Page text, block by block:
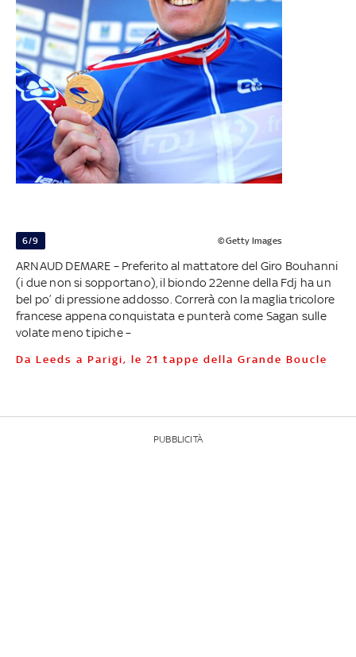
6/9 ©Getty Images
ARNAUD DEMARE – Preferito al mattatore del Giro Bouhanni
(i due non si sopportano), il biondo 22enne della Fdj ha un
bel po’ di pressione addosso. Correrà con la maglia tricolore
francese appena conquistata e punterà come Sagan sulle
volate meno tipiche –
Da Leeds a Parigi, le 21 tappe della Grande Boucle
PUBBLICITÀ